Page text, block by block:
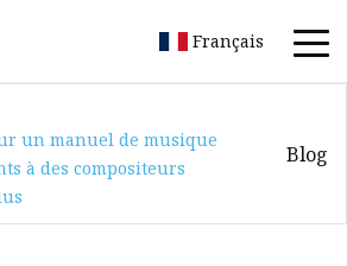
Français
un manuel de musique
à des compositeurs
Blog